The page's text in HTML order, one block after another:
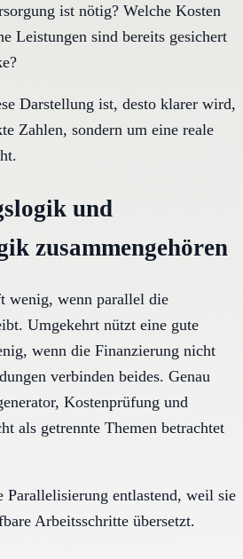
ist nötig? Welche Kosten
Leistungen sind bereits gesichert
Darstellung ist, desto klarer wird,
Zahlen, sondern um eine reale
und
zusammengehören
wenig, wenn parallel die
Umgekehrt nützt eine gute
wenn die Finanzierung nicht
verbinden beides. Genau
Kostenprüfung und
als getrennte Themen betrachtet
entlastend, weil sie
Arbeitsschritte übersetzt.